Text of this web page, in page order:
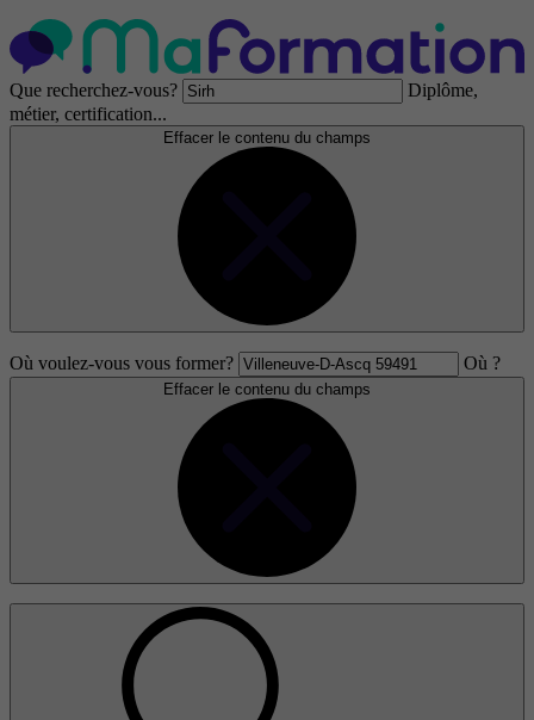
Que recherchez-vous?
Diplôme,
métier, certification...
Effacer le contenu du champs
Où voulez-vous vous former? Où ?
Effacer le contenu du champs